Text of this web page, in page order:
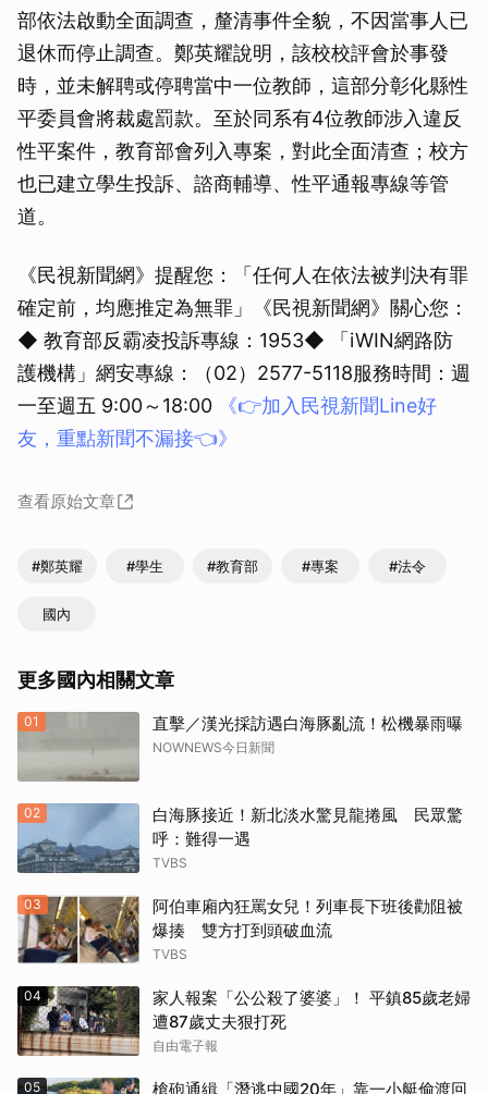
部依法啟動全面調查，釐清事件全貌，不因當事人已
退休而停止調查。鄭英耀說明，該校校評會於事發
時，並未解聘或停聘當中一位教師，這部分彰化縣性
平委員會將裁處罰款。至於同系有4位教師涉入違反
性平案件，教育部會列入專案，對此全面清查；校方
也已建立學生投訴、諮商輔導、性平通報專線等管
道。
《民視新聞網》提醒您：「任何人在依法被判決有罪
確定前，均應推定為無罪」《民視新聞網》關心您：
◆ 教育部反霸凌投訴專線：1953◆ 「iWIN網路防
護機構」網安專線：（02）2577-5118服務時間：週
一至週五 9:00～18:00
《👉加入民視新聞Line好
友，重點新聞不漏接👈》
查看原始文章
#鄭英耀 #學生 #教育部 #專案 #法令
國內
更多國內相關文章
01 直擊／漢光採訪遇白海豚亂流！松機暴雨曝
NOWNEWS今日新聞
02
白海豚接近！新北淡水驚見龍捲風 民眾驚
呼：難得一遇
TVBS
03
阿伯車廂內狂罵女兒！列車長下班後勸阻被
爆揍 雙方打到頭破血流
TVBS
04
家人報案「公公殺了婆婆」！ 平鎮85歲老婦
遭87歲丈夫狠打死
自由電子報
05 槍砲通緝「潛逃中國20年」靠一小艇偷渡回